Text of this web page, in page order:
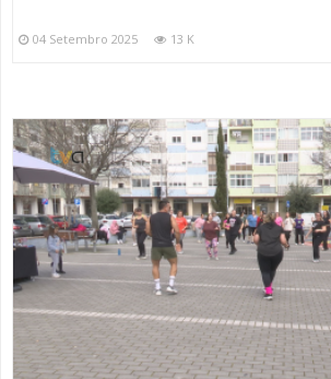
04 Setembro 2025 13 K